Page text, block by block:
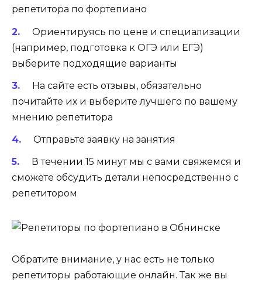
репетитора по фортепиано
Ориентируясь по цене и специализации
(например, подготовка к ОГЭ или ЕГЭ)
выберите подходящие варианты
На сайте есть отзывы, обязательно
почитайте их и выберите лучшего по вашему
мнению репетитора
Отправьте заявку на занятия
В течении 15 минут мы с вами свяжемся и
сможете обсудить детали непосредственно с
репетитором
Обратите внимание, у нас есть не только
репетиторы работающие онлайн. Так же вы